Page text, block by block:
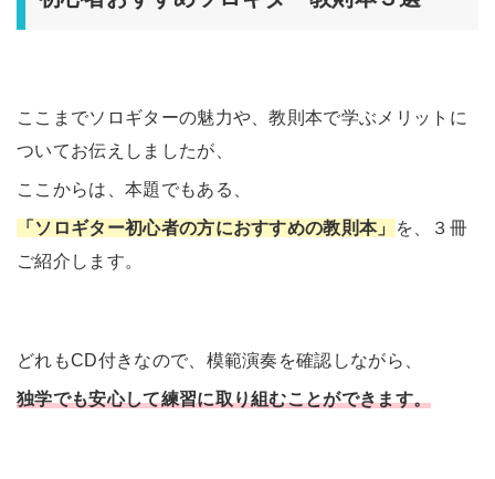
ここまでソロギターの魅力や、教則本で学ぶメリットに
ついてお伝えしましたが、
ここからは、本題でもある、
「ソロギター初心者の方におすすめの教則本」
を、３冊
ご紹介します。
どれもCD付きなので、模範演奏を確認しながら、
独学でも安心して練習に取り組むことができます。